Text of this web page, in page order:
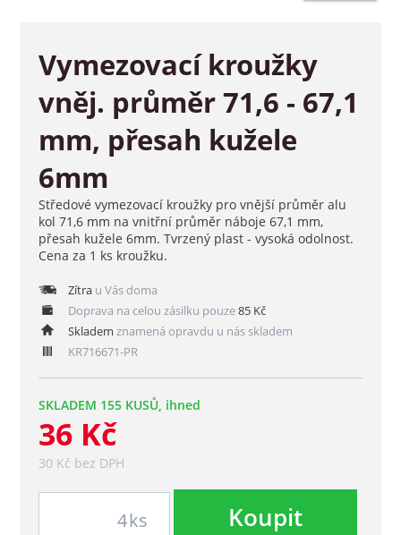
Vymezovací kroužky
vněj. průměr 71,6 - 67,1
mm, přesah kužele
6mm
Středové vymezovací kroužky pro vnější průměr alu
kol 71,6 mm na vnitřní průměr náboje 67,1 mm,
přesah kužele 6mm. Tvrzený plast - vysoká odolnost.
Cena za 1 ks kroužku.
Zítrau Vás doma
Doprava na celou zásilku pouze85 Kč
Skladem znamená opravdu u nás skladem
KR716671-PR
SKLADEM 155 KUSŮ, ihned
36 Kč
30 Kč bez DPH
ks Koupit